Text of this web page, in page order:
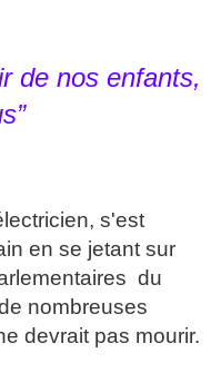
de nos enfants,
s'est
en se jetant sur
du
nombreuses
devrait pas mourir.